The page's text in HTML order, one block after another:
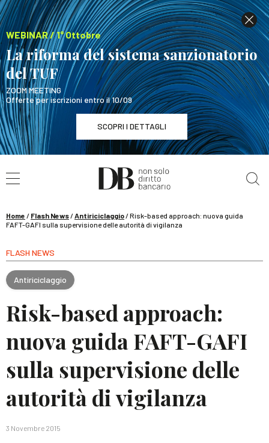
WEBINAR / 1° Ottobre
La riforma del sistema sanzionatorio
del TUF
ZOOM MEETING
Offerte per iscrizioni entro il 10/09
SCOPRI I DETTAGLI
WEBINAR / 1° Ottobre
La riforma del sistema sanzionatorio del TUF
Home / Flash News/Antiriciclaggio/Risk-based approach: nuova guida
FAFT-GAFI sulla supervisione delle autorità di vigilanza
FLASH NEWS
Antiriciclaggio
Risk-based approach:
nuova guida FAFT-GAFI
sulla supervisione delle
autorità di vigilanza
3 Novembre 2015